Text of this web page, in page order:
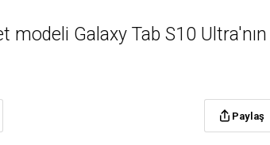
Galaxy Tab S10 Ultra'nın
Paylaş